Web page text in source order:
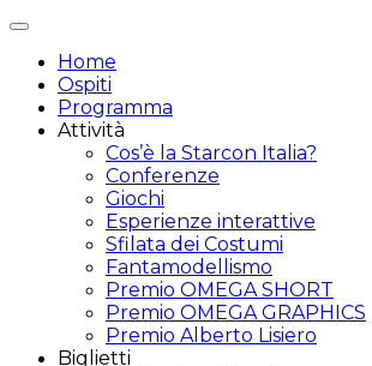
Attiva/disattiva
navigazione
Home
Ospiti
Programma
Attività
Cos’è la Starcon Italia?
Conferenze
Giochi
Esperienze interattive
Sfilata dei Costumi
Fantamodellismo
Premio OMEGA SHORT
Premio OMEGA GRAPHICS
Premio Alberto Lisiero
Biglietti